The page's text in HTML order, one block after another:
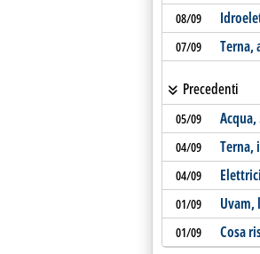
08/09
07/09 Terna,
Precedenti
05/09
04/09 Terna,
04/09
01/09 Uvam,
01/09 Cosa